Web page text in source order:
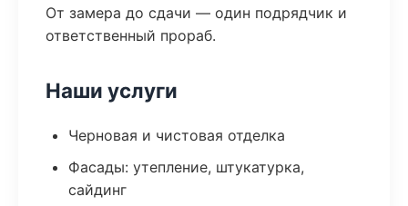
От замера до сдачи — один подрядчик и
ответственный прораб.
Наши услуги
Черновая и чистовая отделка
Фасады: утепление, штукатурка,
сайдинг